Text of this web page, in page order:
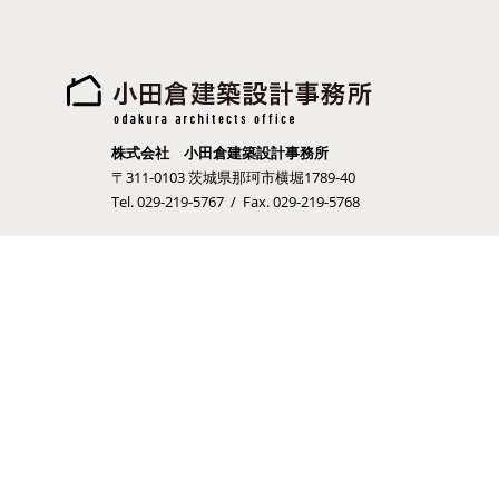
株式会社 小田倉建築設計事務所
〒311-0103 茨城県那珂市横堀1789-40
Tel. 029-219-5767 / Fax. 029-219-5768